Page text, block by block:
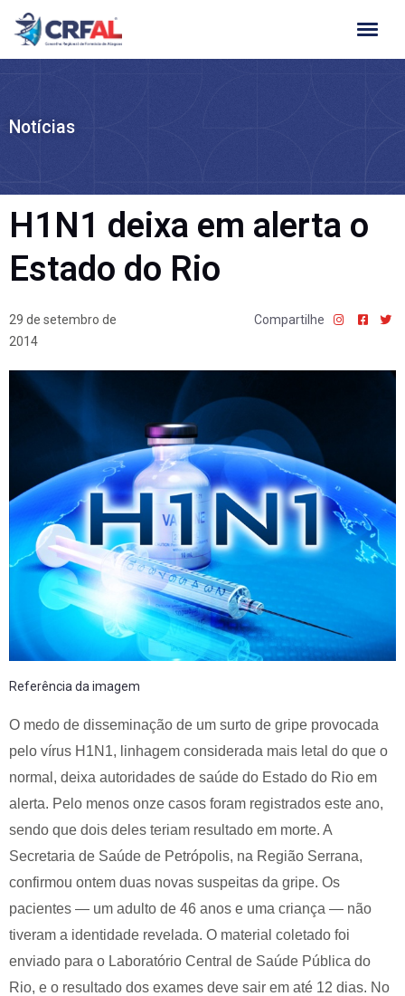
Ir
para
Notícias
H1N1 deixa em alerta o
Estado do Rio
29 de setembro de
2014
Compartilhe
Referência da imagem
O medo de disseminação de um surto de gripe provocada
pelo vírus H1N1, linhagem considerada mais letal do que o
normal, deixa autoridades de saúde do Estado do Rio em
alerta. Pelo menos onze casos foram registrados este ano,
sendo que dois deles teriam resultado em morte. A
Secretaria de Saúde de Petrópolis, na Região Serrana,
confirmou ontem duas novas suspeitas da gripe. Os
pacientes — um adulto de 46 anos e uma criança — não
tiveram a identidade revelada. O material coletado foi
enviado para o Laboratório Central de Saúde Pública do
Rio, e o resultado dos exames deve sair em até 12 dias. No